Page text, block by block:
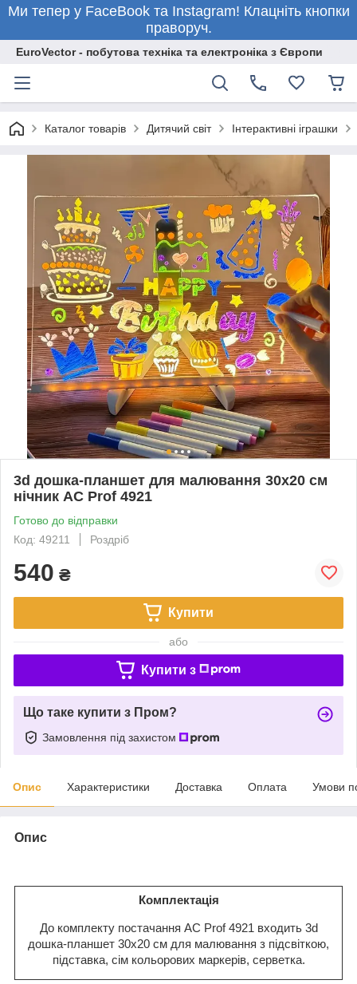
Ми тепер у FaceBook та Instagram! Клацніть кнопки
праворуч.
EuroVector - побутова техніка та електроніка з Європи
Каталог товарів Дитячий світ Інтерактивні іграшки
3d дошка-планшет для малювання 30x20 см
нічник AC Prof 4921
Готово до відправки
Код: 49211
Роздріб
540 ₴
Купити
або
Купити з
Що таке купити з Пром?
Замовлення під захистом
Опис Характеристики Доставка Оплата Умови
Опис
Комплектація
До комплекту постачання AC Prof 4921 входить 3d
дошка-планшет 30x20 см для малювання з підсвіткою,
підставка, сім кольорових маркерів, серветка.